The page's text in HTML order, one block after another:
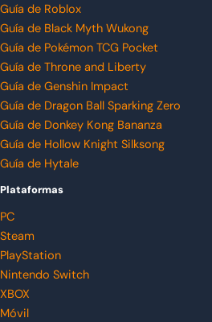
Guía de Roblox
Guía de Black Myth Wukong
Guía de Pokémon TCG Pocket
Guía de Throne and Liberty
Guía de Genshin Impact
Guía de Dragon Ball Sparking Zero
Guía de Donkey Kong Bananza
Guía de Hollow Knight Silksong
Guía de Hytale
Plataformas
PC
Steam
PlayStation
Nintendo Switch
XBOX
Móvil